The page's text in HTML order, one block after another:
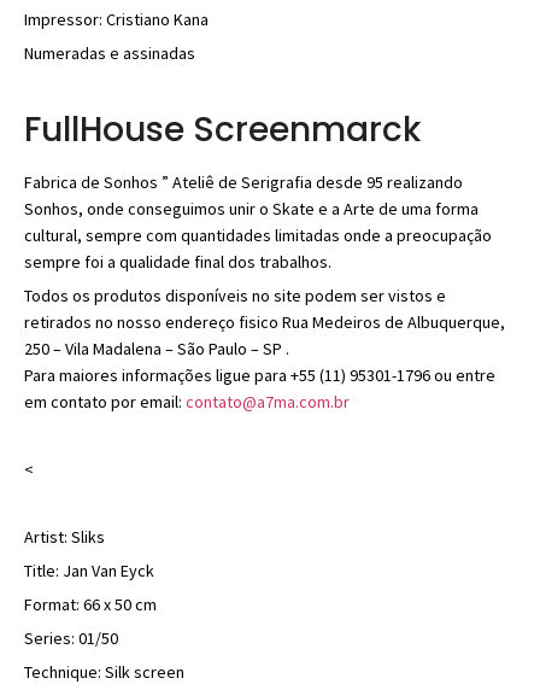
Impressor: Cristiano Kana
Numeradas e assinadas
FullHouse Screenmarck
Fabrica de Sonhos ” Ateliê de Serigrafia desde 95 realizando
Sonhos, onde conseguimos unir o Skate e a Arte de uma forma
cultural, sempre com quantidades limitadas onde a preocupação
sempre foi a qualidade final dos trabalhos.
Todos os produtos disponíveis no site podem ser vistos e
retirados no nosso endereço fisico Rua Medeiros de Albuquerque,
250 – Vila Madalena – São Paulo – SP .
Para maiores informações ligue para +55 (11) 95301-1796 ou entre
em contato por email: contato@a7ma.com.br
<
Artist: Sliks
Title: Jan Van Eyck
Format: 66 x 50 cm
Series: 01/50
Technique: Silk screen